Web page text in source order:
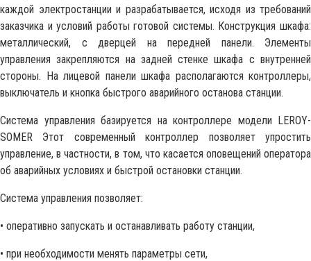
каждой электростанции и разрабатывается, исходя из требований
заказчика и условий работы готовой системы. Конструкция шкафа:
металлический, с дверцей на передней панели. Элементы
управления закрепляются на задней стенке шкафа с внутренней
стороны. На лицевой панели шкафа располагаются контроллеры,
выключатель и кнопка быстрого аварийного останова станции.
Система управления базируется на контроллере модели LEROY-
SOMER Этот современный контроллер позволяет упростить
управление, в частности, в том, что касается оповещений оператора
об аварийных условиях и быстрой остановки станции.
Система управления позволяет:
• оперативно запускать и останавливать работу станции,
• при необходимости менять параметры сети,